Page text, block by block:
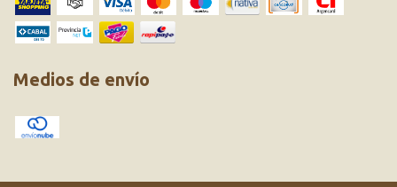
Medios de envío